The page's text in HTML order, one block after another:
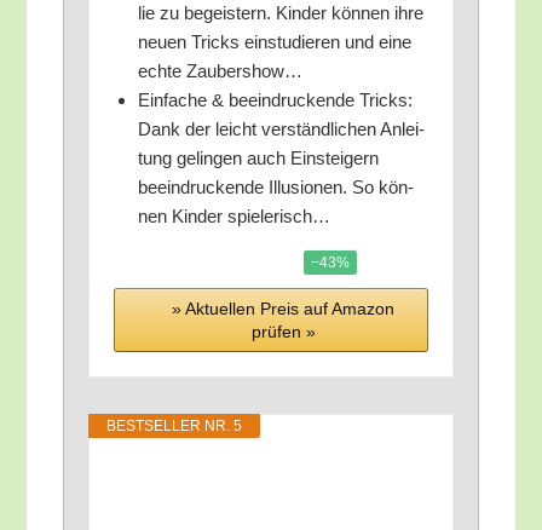
lie zu begeis­tern. Kin­der kön­nen ihre
neu­en Tricks ein­stu­die­ren und eine
ech­te Zaubershow…
Ein­fa­che & beein­dru­cken­de Tricks:
Dank der leicht ver­ständ­li­chen Anlei­
tung gelin­gen auch Ein­stei­gern
beein­dru­cken­de Illu­sio­nen. So kön­
nen Kin­der spielerisch…
−43%
» Aktu­el­len Preis auf Ama­zon
prü­fen »
BEST­SEL­LER NR. 5